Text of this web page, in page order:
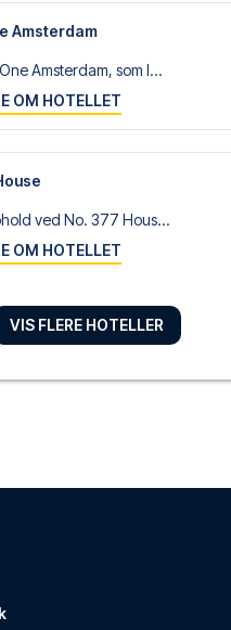
Amsterdam
Amsterdam, som l...
OM HOTELLET
ved No. 377 Hous...
OM HOTELLET
Exchange
VIS FLERE HOTELLER